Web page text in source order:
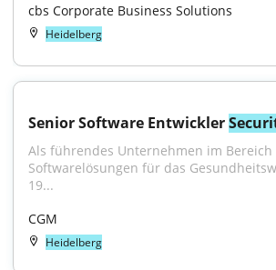
cbs Corporate Business Solutions
Heidelberg
Senior Software Entwickler
Als führendes Unternehmen im Bereich
Softwarelösungen für das
19...
CGM
Heidelberg